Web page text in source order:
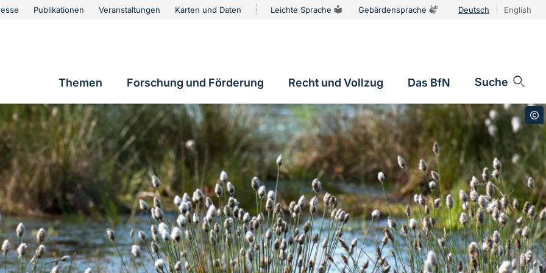
Publikationen Veranstaltungen Karten und Daten Leichte Sprache Gebärdensprache Deutsch English
Hauptnavigation
Themen Forschung und Förderung Recht und Vollzug Das BfN Suche